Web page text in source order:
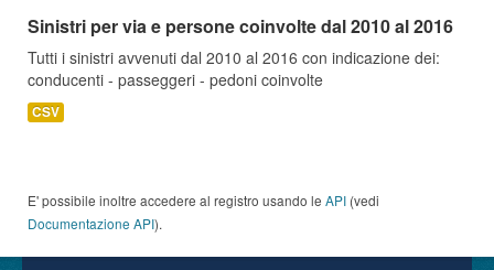
Sinistri per via e persone coinvolte dal 2010 al 2016
Tutti i sinistri avvenuti dal 2010 al 2016 con indicazione dei:
conducenti - passeggeri - pedoni coinvolte
CSV
E' possibile inoltre accedere al registro usando le API (vedi
Documentazione API).